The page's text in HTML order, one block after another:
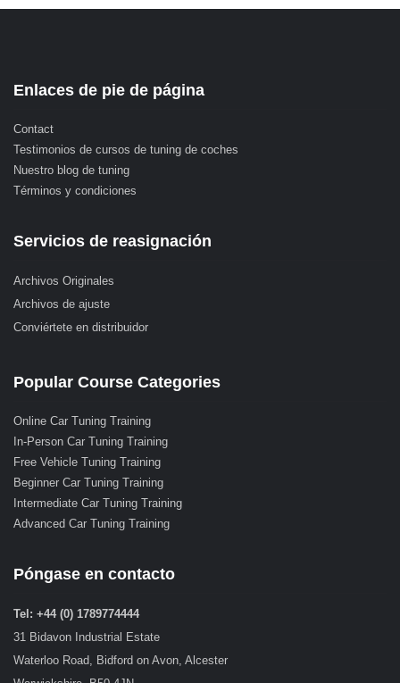
Enlaces de pie de página
Contact
Testimonios de cursos de tuning de coches
Nuestro blog de tuning
Términos y condiciones
Servicios de reasignación
Archivos Originales
Archivos de ajuste
Conviértete en distribuidor
Popular Course Categories
Online Car Tuning Training
In-Person Car Tuning Training
Free Vehicle Tuning Training
Beginner Car Tuning Training
Intermediate Car Tuning Training
Advanced Car Tuning Training
Póngase en contacto
Tel: +44 (0) 1789774444
31 Bidavon Industrial Estate
Waterloo Road, Bidford on Avon, Alcester